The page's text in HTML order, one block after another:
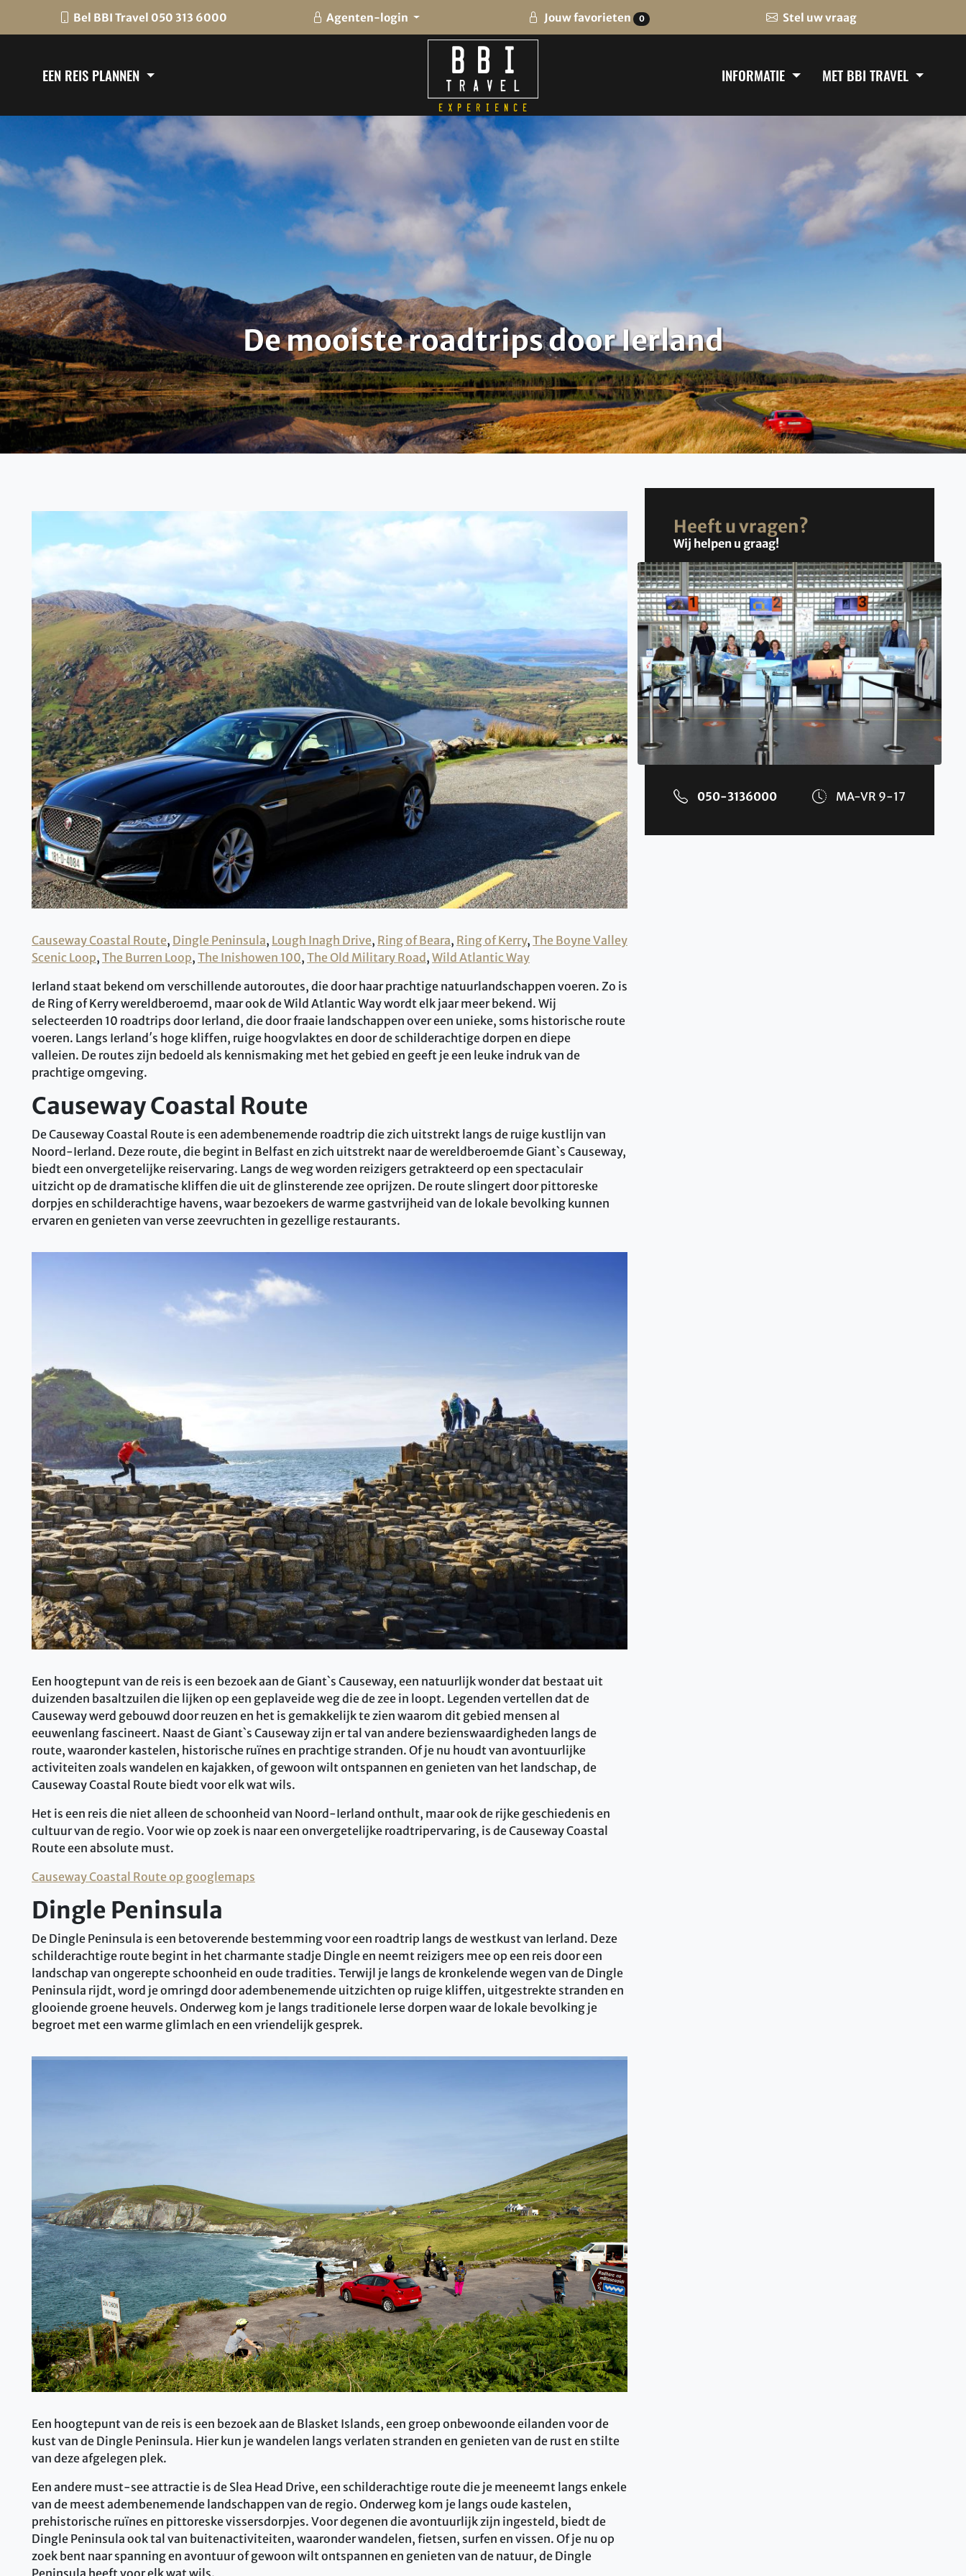
Bel BBI Travel 050 313 6000 Agenten-login Jouw favorieten 0 Stel uw vraag
EEN REIS PLANNEN INFORMATIE MET BBI TRAVEL
De mooiste roadtrips door Ierland
Causeway Coastal Route, Dingle Peninsula, Lough Inagh Drive, Ring of Beara, Ring of Kerry, The Boyne Valley
Scenic Loop, The Burren Loop, The Inishowen 100, The Old Military Road , Wild Atlantic Way
Ierland staat bekend om verschillende autoroutes, die door haar prachtige natuurlandschappen voeren. Zo is
de Ring of Kerry wereldberoemd, maar ook de Wild Atlantic Way wordt elk jaar meer bekend. Wij
selecteerden 10 roadtrips door Ierland, die door fraaie landschappen over een unieke, soms historische route
voeren. Langs Ierland′s hoge kliffen, ruige hoogvlaktes en door de schilderachtige dorpen en diepe
valleien. De routes zijn bedoeld als kennismaking met het gebied en geeft je een leuke indruk van de
prachtige omgeving.
Causeway Coastal Route
De Causeway Coastal Route is een adembenemende roadtrip die zich uitstrekt langs de ruige kustlijn van
Noord-Ierland. Deze route, die begint in Belfast en zich uitstrekt naar de wereldberoemde Giant`s Causeway,
biedt een onvergetelijke reiservaring. Langs de weg worden reizigers getrakteerd op een spectaculair
uitzicht op de dramatische kliffen die uit de glinsterende zee oprijzen. De route slingert door pittoreske
dorpjes en schilderachtige havens, waar bezoekers de warme gastvrijheid van de lokale bevolking kunnen
ervaren en genieten van verse zeevruchten in gezellige restaurants.
Een hoogtepunt van de reis is een bezoek aan de Giant`s Causeway, een natuurlijk wonder dat bestaat uit
duizenden basaltzuilen die lijken op een geplaveide weg die de zee in loopt. Legenden vertellen dat de
Causeway werd gebouwd door reuzen en het is gemakkelijk te zien waarom dit gebied mensen al
eeuwenlang fascineert. Naast de Giant`s Causeway zijn er tal van andere bezienswaardigheden langs de
route, waaronder kastelen, historische ruïnes en prachtige stranden. Of je nu houdt van avontuurlijke
activiteiten zoals wandelen en kajakken, of gewoon wilt ontspannen en genieten van het landschap, de
Causeway Coastal Route biedt voor elk wat wils.
Het is een reis die niet alleen de schoonheid van Noord-Ierland onthult, maar ook de rijke geschiedenis en
cultuur van de regio. Voor wie op zoek is naar een onvergetelijke roadtripervaring, is de Causeway Coastal
Route een absolute must.
Causeway Coastal Route op googlemaps
Dingle Peninsula
De Dingle Peninsula is een betoverende bestemming voor een roadtrip langs de westkust van Ierland. Deze
schilderachtige route begint in het charmante stadje Dingle en neemt reizigers mee op een reis door een
landschap van ongerepte schoonheid en oude tradities. Terwijl je langs de kronkelende wegen van de Dingle
Peninsula rijdt, word je omringd door adembenemende uitzichten op ruige kliffen, uitgestrekte stranden en
glooiende groene heuvels. Onderweg kom je langs traditionele Ierse dorpen waar de lokale bevolking je
begroet met een warme glimlach en een vriendelijk gesprek.
Een hoogtepunt van de reis is een bezoek aan de Blasket Islands, een groep onbewoonde eilanden voor de
kust van de Dingle Peninsula. Hier kun je wandelen langs verlaten stranden en genieten van de rust en stilte
van deze afgelegen plek.
Een andere must-see attractie is de Slea Head Drive, een schilderachtige route die je meeneemt langs enkele
van de meest adembenemende landschappen van de regio. Onderweg kom je langs oude kastelen,
prehistorische ruïnes en pittoreske vissersdorpjes. Voor degenen die avontuurlijk zijn ingesteld, biedt de
Dingle Peninsula ook tal van buitenactiviteiten, waaronder wandelen, fietsen, surfen en vissen. Of je nu op
zoek bent naar spanning en avontuur of gewoon wilt ontspannen en genieten van de natuur, de Dingle
Peninsula heeft voor elk wat wils.
Heeft u vragen?
Wij helpen u graag!
050-3136000 MA-VR 9-17